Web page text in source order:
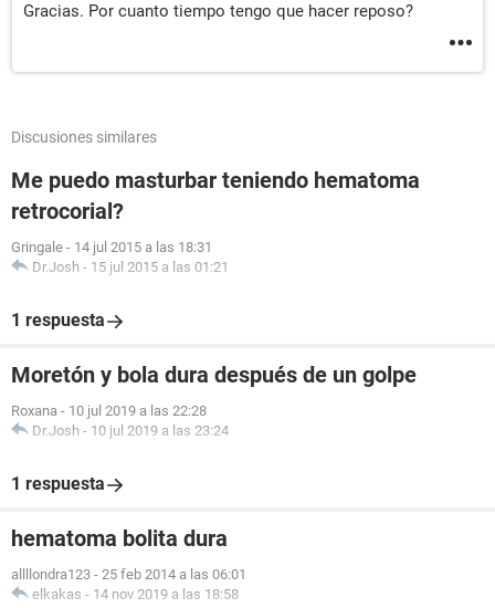
Gracias. Por cuanto tiempo tengo que hacer reposo?
Discusiones similares
Me puedo masturbar teniendo hematoma
retrocorial?
Gringale - 14 jul 2015 a las 18:31
Dr.Josh - 15 jul 2015 a las 01:21
1 respuesta
Moretón y bola dura después de un golpe
Roxana - 10 jul 2019 a las 22:28
Dr.Josh - 10 jul 2019 a las 23:24
1 respuesta
hematoma bolita dura
allllondra123 - 25 feb 2014 a las 06:01
elkakas - 14 nov 2019 a las 18:58